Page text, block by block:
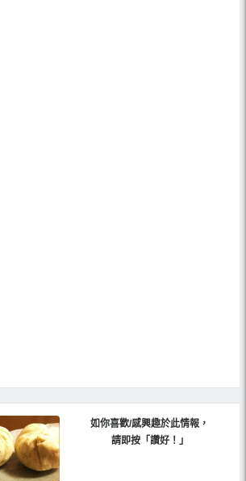
如你喜歡/感興趣於此情報，
請即按「讚好！」